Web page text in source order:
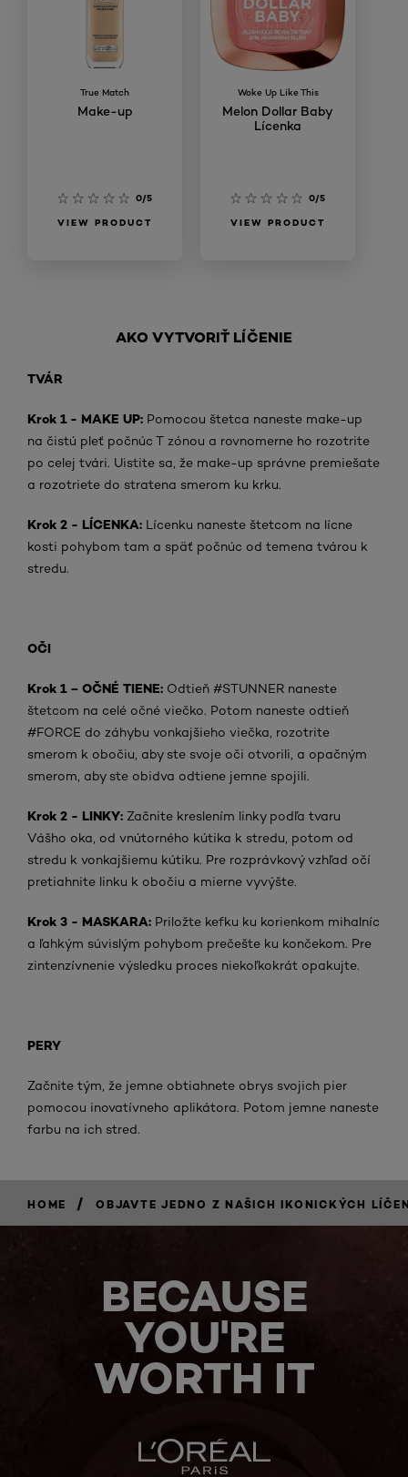
True Match
Make-up
0/5
VIEW PRODUCT
Woke Up Like This
Melon Dollar Baby
Lícenka
0/5
VIEW PRODUCT
AKO VYTVORIŤ LÍČENIE
TVÁR
Krok 1 - MAKE UP: Pomocou štetca naneste make-up
na čistú pleť počnúc T zónou a rovnomerne ho rozotrite
po celej tvári. Uistite sa, že make-up správne premiešate
a rozotriete do stratena smerom ku krku.
Krok 2 - LÍCENKA: Lícenku naneste štetcom na lícne
kosti pohybom tam a späť počnúc od temena tvárou k
stredu.
OČI
Krok 1 – OČNÉ TIENE: Odtieň #STUNNER naneste
štetcom na celé očné viečko. Potom naneste odtieň
#FORCE do záhybu vonkajšieho viečka, rozotrite
smerom k obočiu, aby ste svoje oči otvorili, a opačným
smerom, aby ste obidva odtiene jemne spojili.
Krok 2 - LINKY: Začnite kreslením linky podľa tvaru
Vášho oka, od vnútorného kútika k stredu, potom od
stredu k vonkajšiemu kútiku. Pre rozprávkový vzhľad očí
pretiahnite linku k obočiu a mierne vyvýšte.
Krok 3 - MASKARA: Priložte kefku ku korienkom mihalníc
a ľahkým súvislým pohybom prečešte ku končekom. Pre
zintenzívnenie výsledku proces niekoľkokrát opakujte.
PERY
Začnite tým, že jemne obtiahnete obrys svojich pier
pomocou inovatívneho aplikátora. Potom jemne naneste
farbu na ich stred.
HOME / OBJAVTE JEDNO Z NAŠICH IKONICKÝCH
BECAUSE
YOU'RE
WORTH IT